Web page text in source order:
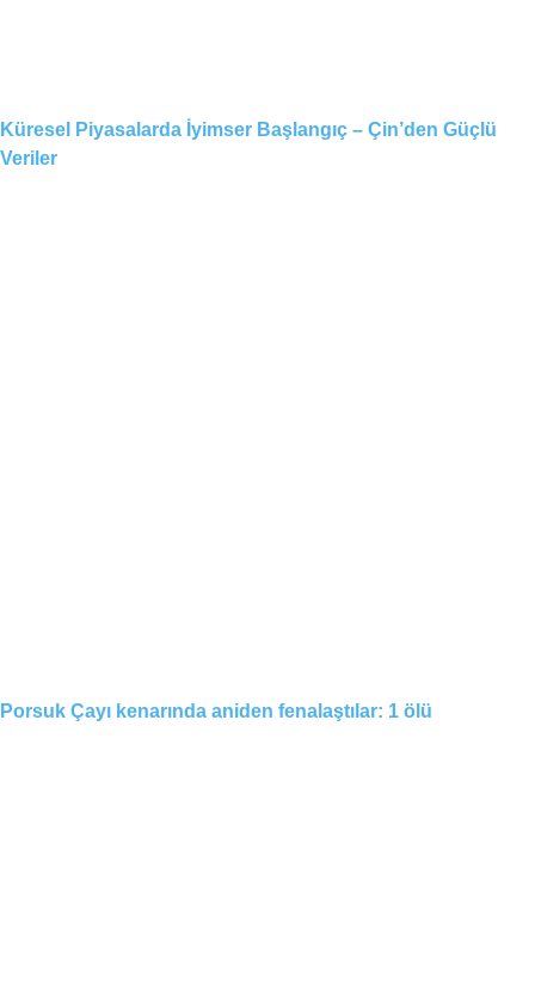
Küresel Piyasalarda İyimser Başlangıç – Çin’den Güçlü
Veriler
Porsuk Çayı kenarında aniden fenalaştılar: 1 ölü